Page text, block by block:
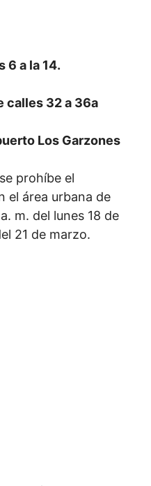
6 a la 14.
calles 32 a 36a
Los Garzones
prohíbe el
el área urbana de
m. del lunes 18 de
21 de marzo.